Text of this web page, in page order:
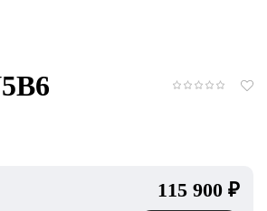
115 900 ₽